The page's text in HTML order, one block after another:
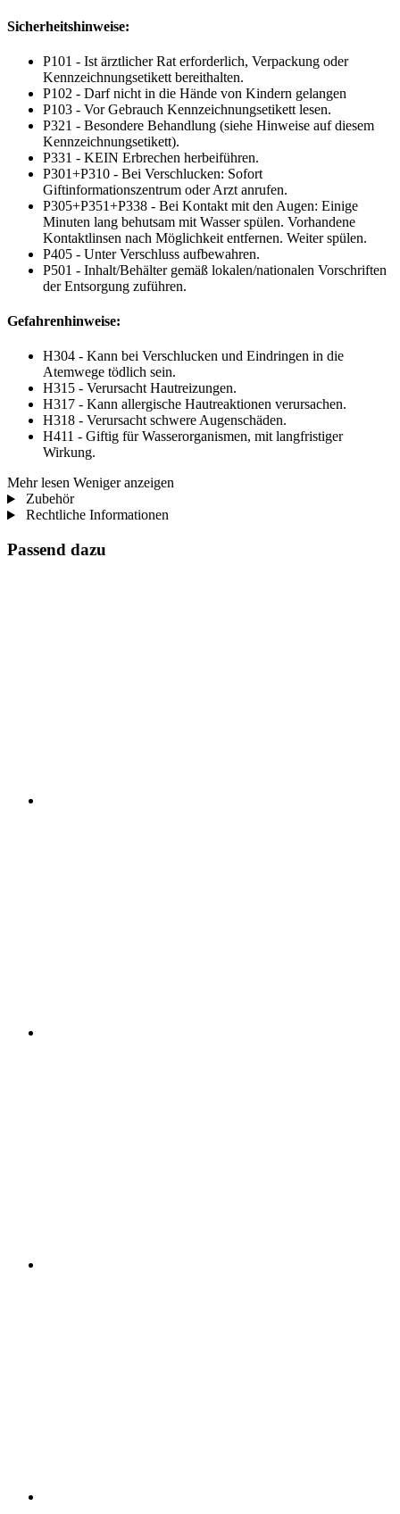
Sicherheitshinweise:
P101 - Ist ärztlicher Rat erforderlich, Verpackung oder
Kennzeichnungsetikett bereithalten.
P102 - Darf nicht in die Hände von Kindern gelangen
P103 - Vor Gebrauch Kennzeichnungsetikett lesen.
P321 - Besondere Behandlung (siehe Hinweise auf diesem
Kennzeichnungsetikett).
P331 - KEIN Erbrechen herbeiführen.
P301+P310 - Bei Verschlucken: Sofort
Giftinformationszentrum oder Arzt anrufen.
P305+P351+P338 - Bei Kontakt mit den Augen: Einige
Minuten lang behutsam mit Wasser spülen. Vorhandene
Kontaktlinsen nach Möglichkeit entfernen. Weiter spülen.
P405 - Unter Verschluss aufbewahren.
P501 - Inhalt/Behälter gemäß lokalen/nationalen Vorschriften
der Entsorgung zuführen.
Gefahrenhinweise:
H304 - Kann bei Verschlucken und Eindringen in die
Atemwege tödlich sein.
H315 - Verursacht Hautreizungen.
H317 - Kann allergische Hautreaktionen verursachen.
H318 - Verursacht schwere Augenschäden.
H411 - Giftig für Wasserorganismen, mit langfristiger
Wirkung.
Mehr lesen Weniger anzeigen
Zubehör
Rechtliche Informationen
Passend dazu